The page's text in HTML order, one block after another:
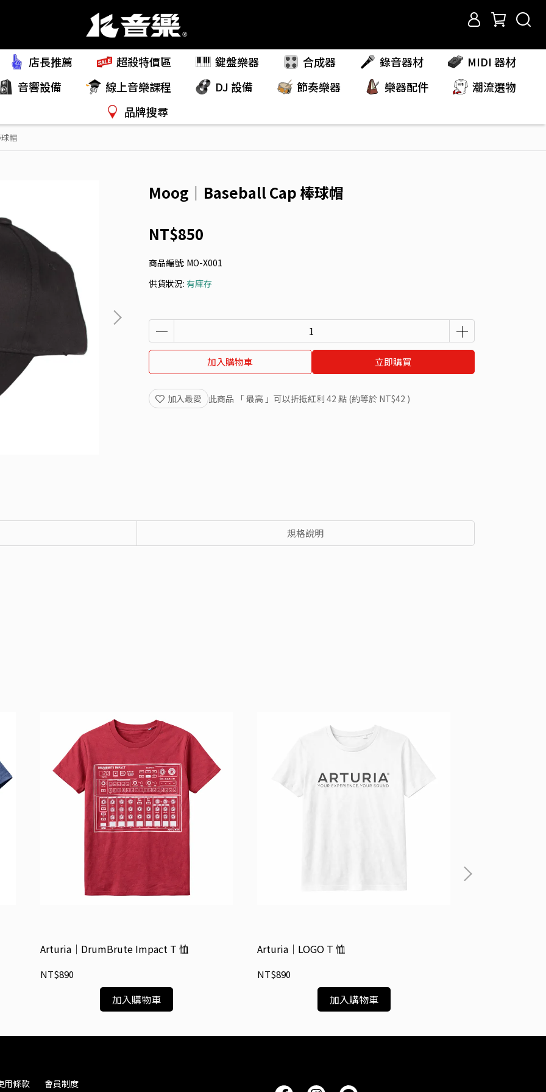
店長推薦 超殺特價區 鍵盤樂器 合成器 錄音器材
MIDI 器材
音響設備
線上音樂課程 DJ 設備 節奏樂器 樂器配件
潮流選物
品牌搜尋
帽
Moog｜Baseball Cap 棒球帽
NT$850
商品編號: MO-X001
供貨狀況: 有庫存
加入購物車 立即購買
加入最愛 此商品 「 最高 」可以折抵紅利 42 點 (約等於 NT$42 )
規格說明
Arturia｜DrumBrute Impact T 恤
NT$890
加入購物車
Arturia｜LOGO T 恤
NT$890
加入購物車
用條款 會員制度